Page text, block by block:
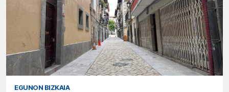
EGUNON BIZKAIA